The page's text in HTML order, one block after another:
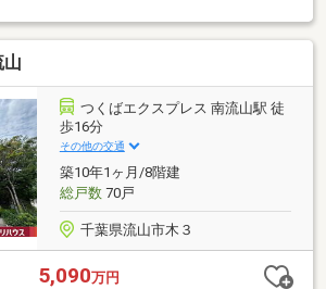
当り・眺望良好◎主寝室は広々7.0帖 WICで
広さと豊富な収納！各居室収納で利便性◎
学校・コンビニ・スーパーすべて徒歩15分
環境充実で子育て世帯も暮らしやすい住環
＝＝＝＝＝＝＝＝＝＝＝＝＝＝＝＝＝＝＝
のご案内は勿論、周辺物件のご紹介もさ
きます◇ ◆資金プランや住宅ローンなどお
談ください◆ ＝＝＝＝＝＝＝＝＝＝＝＝＝
＝＝＝＝＝＝＝＝
山
つくばエクスプレス 南流山駅 徒
歩16分
その他の交通
築10年1ヶ月/8階建
総戸数70戸
千葉県流山市木３
5,090万円